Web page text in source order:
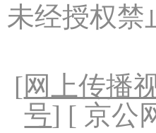
未经授权禁
[网上传播
号] [ 京公